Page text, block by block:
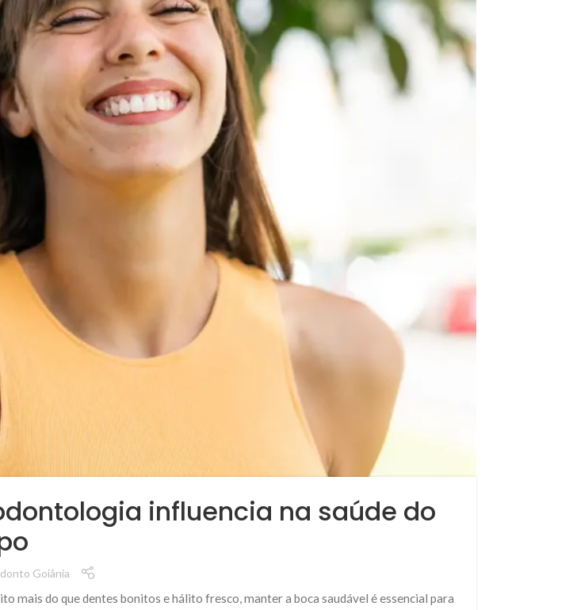
influencia na saúde do
Goiânia
mais do que dentes bonitos e hálito fresco, manter a boca saudável é essencial para